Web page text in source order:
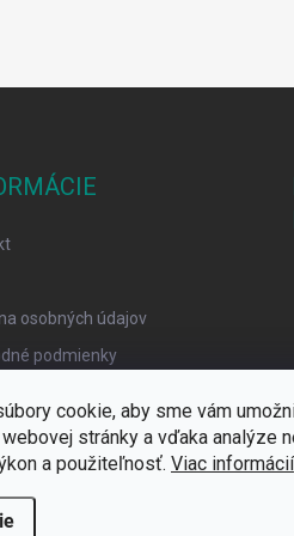
cookie, aby sme vám
stránky a vďaka analýze
a použiteľnosť. Viac informácií
osobných údajov
podmienky
Cookies